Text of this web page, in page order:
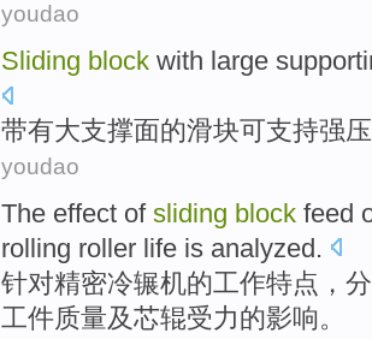
youdao
Sliding block with large
带有大支撑面的滑块可支持强
youdao
The effect of sliding block feed
rolling roller life is analyzed.
针对精密冷辗机的工作特点，
工件质量及芯辊受力的影响。